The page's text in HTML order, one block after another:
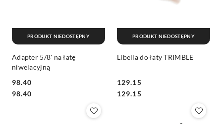
Adapter 5/8' na łatę
niwelacyjną
Cena:
98.40
Cena:
98.40
PRODUKT NIEDOSTĘPNY
Libella do łaty TRIMBLE
Cena:
129.15
Cena:
129.15
PRODUKT NIEDOSTĘPNY